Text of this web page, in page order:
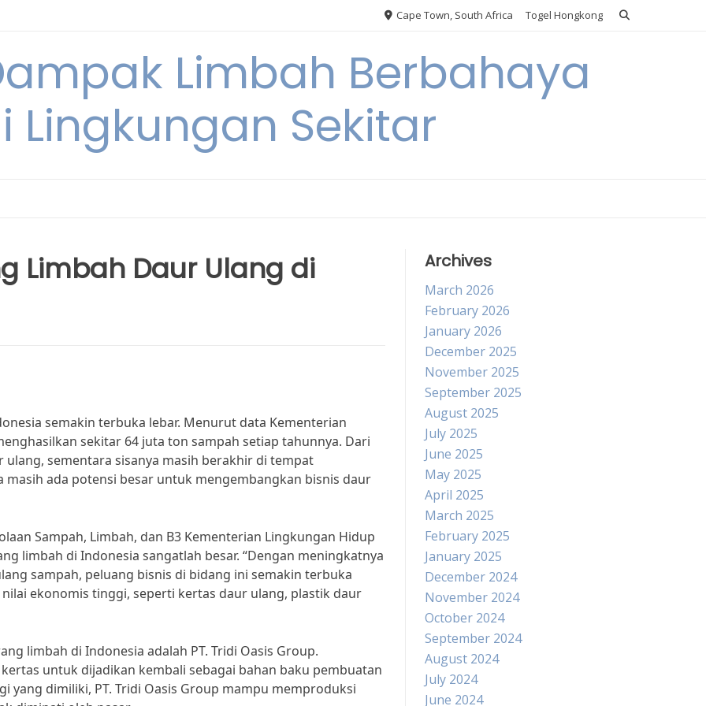
Cape Town, South Africa Togel Hongkong
Limbah Berbahaya
Lingkungan Sekitar
Limbah Daur Ulang di
semakin terbuka lebar. Menurut data Kementerian
sekitar 64 juta ton sampah setiap tahunnya. Dari
sementara sisanya masih berakhir di tempat
ada potensi besar untuk mengembangkan bisnis daur
Sampah, Limbah, dan B3 Kementerian Lingkungan Hidup
limbah di Indonesia sangatlah besar. “Dengan meningkatnya
sampah, peluang bisnis di bidang ini semakin terbuka
ekonomis tinggi, seperti kertas daur ulang, plastik daur
limbah di Indonesia adalah PT. Tridi Oasis Group.
untuk dijadikan kembali sebagai bahan baku pembuatan
yang dimiliki, PT. Tridi Oasis Group mampu memproduksi
Archives
March 2026
February 2026
January 2026
December 2025
November 2025
September 2025
August 2025
July 2025
June 2025
May 2025
April 2025
March 2025
February 2025
January 2025
December 2024
November 2024
October 2024
September 2024
August 2024
July 2024
June 2024